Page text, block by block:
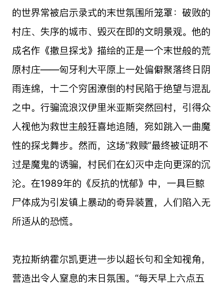
的世界常被启示录式的末世氛围所笼罩：破败的
村庄、失序的城市、毁灭在即的文明景观。他的
成名作《撒旦探戈》描绘的正是一个末世般的荒
原村庄——匈牙利大平原上一处偏僻聚落终日阴
雨连绵，十二个穷困潦倒的村民陷于绝望与混乱
之中。行骗流浪汉伊里米亚斯突然回村，引得众
人视他为救世主般狂喜地追随，宛如跳入一曲魔
性的探戈舞步。然而，这场“救赎”最终被证明不
过是魔鬼的诱骗，村民们在幻灭中走向更深的沉
沦。在1989年的《反抗的忧郁》中，一具巨鲸
尸体成为引发镇上暴动的奇异装置，人们陷入无
所适从的恐慌。
克拉斯纳霍尔凯更进一步以超长句和全知视角，
营造出令人窒息的末日氛围。“每天早上六点五